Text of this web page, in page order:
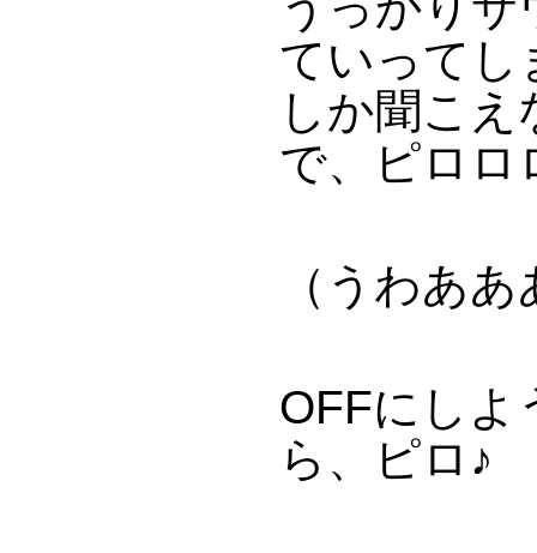
ていってし
しか聞こ
で、ピロロ
（うわあ
OFFにしよ
ら、ピロ♪